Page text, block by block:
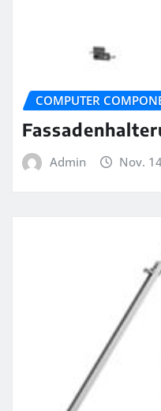
COMPUTER
Admin Nov.